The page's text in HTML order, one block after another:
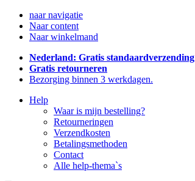
naar navigatie
Naar content
Naar winkelmand
Nederland: Gratis standaardverzending
Gratis retourneren
Bezorging binnen 3 werkdagen.
Help
Waar is mijn bestelling?
Retourneringen
Verzendkosten
Betalingsmethoden
Contact
Alle help-thema`s